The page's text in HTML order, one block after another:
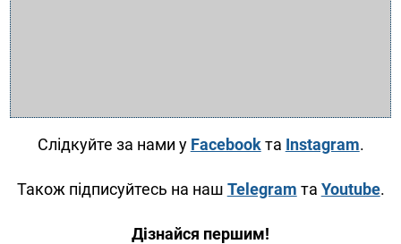
Слідкуйте за нами у Facebookта Instagram.
Також підписуйтесь на наш Telegram та Youtube.
Дізнайся першим!